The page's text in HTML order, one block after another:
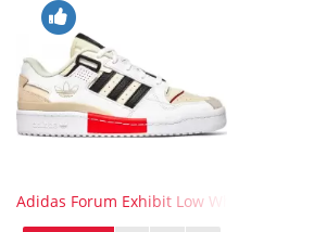
Adidas Forum Exhibit Low White Vivid Red